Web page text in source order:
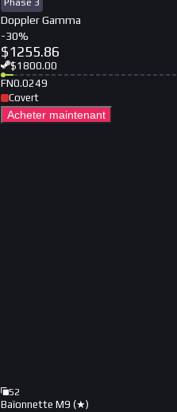
Phase 3
Doppler Gamma
-30%
$1255.86
$1800.00
FN0.0249
Covert
Acheter maintenant
52
Baïonnette M9 (★)